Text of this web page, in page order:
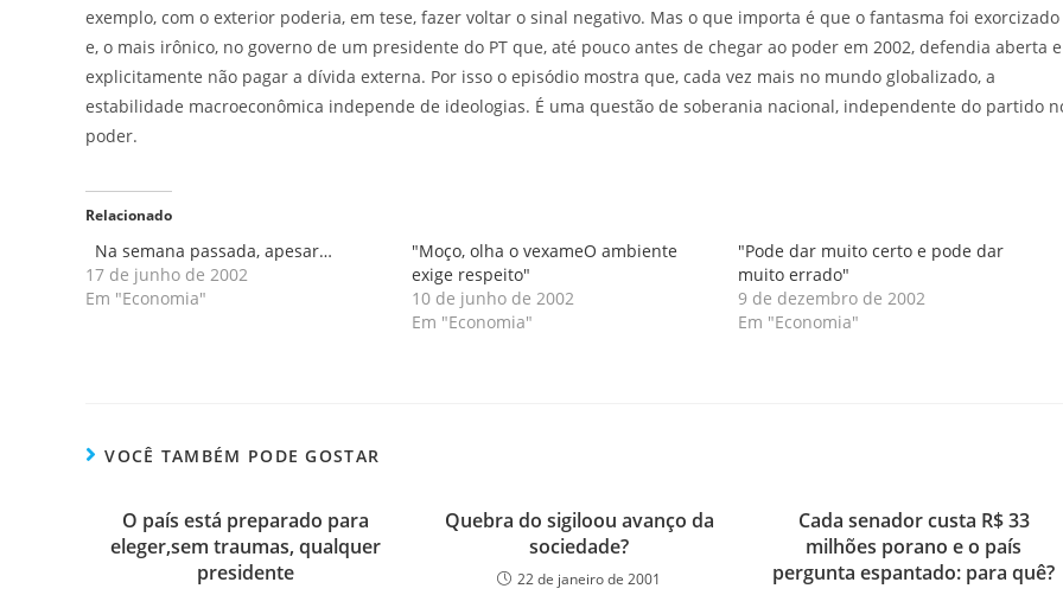
exemplo, com o exterior poderia, em tese, fazer voltar o sinal negativo. Mas o que importa é que o fantasma foi exorcizado
e, o mais irônico, no governo de um presidente do PT que, até pouco antes de chegar ao poder em 2002, defendia aberta e
explicitamente não pagar a dívida externa. Por isso o episódio mostra que, cada vez mais no mundo globalizado, a
estabilidade macroeconômica independe de ideologias. É uma questão de soberania nacional, independente do partido
poder.
Relacionado
Na semana passada, apesar…
17 de junho de 2002
Em "Economia"
"Moço, olha o vexameO ambiente
exige respeito"
10 de junho de 2002
Em "Economia"
"Pode dar muito certo e pode dar
muito errado"
9 de dezembro de 2002
Em "Economia"
VOCÊ TAMBÉM PODE GOSTAR
O país está preparado para
eleger,sem traumas, qualquer
presidente
Quebra do sigiloou avanço da
sociedade?
22 de janeiro de 2001
Cada senador custa R$ 33
milhões porano e o país
pergunta espantado: para quê?